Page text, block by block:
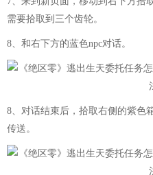
需要拾取到三个齿轮。
8、和右下方的蓝色npc对话。
8、对话结束后，拾取右侧的紫色
传送。